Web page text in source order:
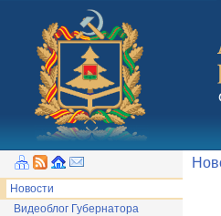
Новости
Видеоблог Губернатора